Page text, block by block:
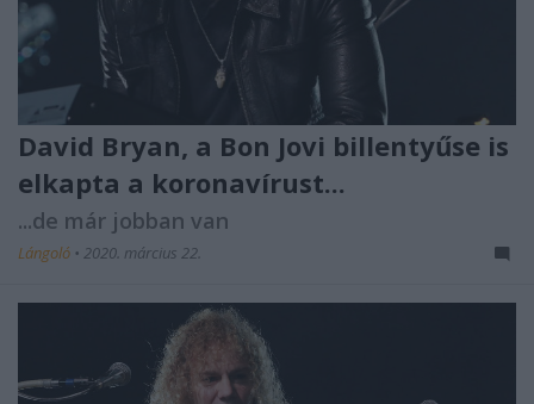
David Bryan, a Bon Jovi billentyűse is
elkapta a koronavírust...
...de már jobban van
Lángoló • 2020. március 22.